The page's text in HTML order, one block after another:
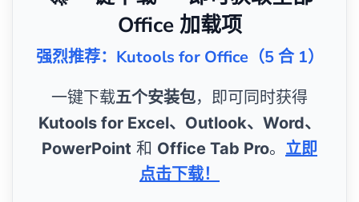
Office 加载项
强烈推荐：Kutools for Office（5 合 1）
一键下载五个安装包，即可同时获得
Kutools for Excel、Outlook、Word、
PowerPoint 和 Office Tab Pro。 立即
点击下载！